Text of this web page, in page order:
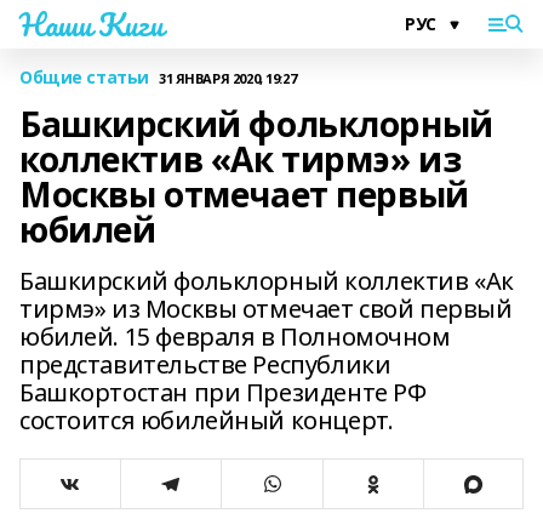
Наши Киги
Общие статьи 31 ЯНВАРЯ 2020, 19:27
Башкирский фольклорный
коллектив «Ак тирмэ» из
Москвы отмечает первый
юбилей
Башкирский фольклорный коллектив «Ак
тирмэ» из Москвы отмечает свой первый
юбилей. 15 февраля в Полномочном
представительстве Республики
Башкортостан при Президенте РФ
состоится юбилейный концерт.